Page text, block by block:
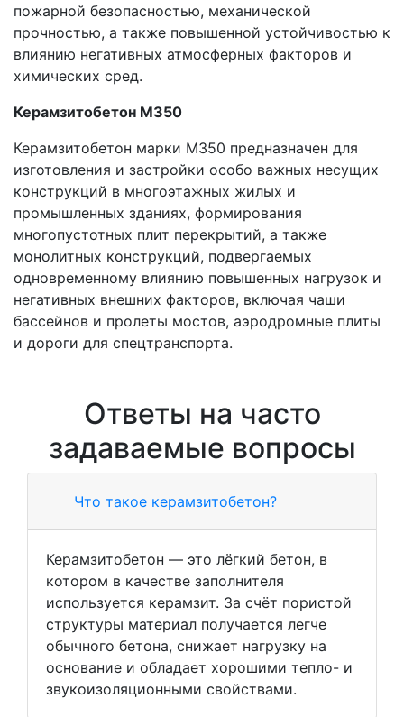
пожарной безопасностью, механической
прочностью, а также повышенной устойчивостью к
влиянию негативных атмосферных факторов и
химических сред.
Керамзитобетон М350
Керамзитобетон марки М350 предназначен для
изготовления и застройки особо важных несущих
конструкций в многоэтажных жилых и
промышленных зданиях, формирования
многопустотных плит перекрытий, а также
монолитных конструкций, подвергаемых
одновременному влиянию повышенных нагрузок и
негативных внешних факторов, включая чаши
бассейнов и пролеты мостов, аэродромные плиты
и дороги для спецтранспорта.
Ответы на часто
задаваемые вопросы
Что такое керамзитобетон?
Керамзитобетон — это лёгкий бетон, в
котором в качестве заполнителя
используется керамзит. За счёт пористой
структуры материал получается легче
обычного бетона, снижает нагрузку на
основание и обладает хорошими тепло- и
звукоизоляционными свойствами.